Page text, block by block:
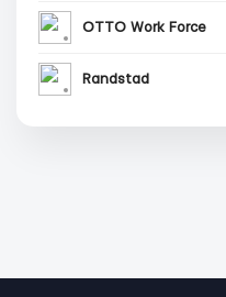
OTTO Work Force
Randstad